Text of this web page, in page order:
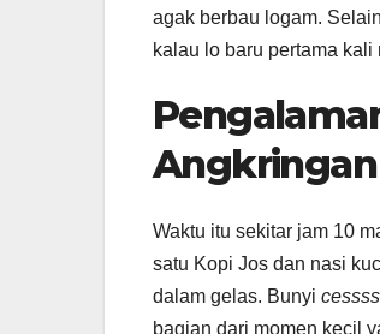
agak berbau logam.
kalau lo baru pertama
Waktu itu sekitar jam 10
satu Kopi Jos dan nasi
dalam gelas. Bunyi cessss
bagian dari momen kecil